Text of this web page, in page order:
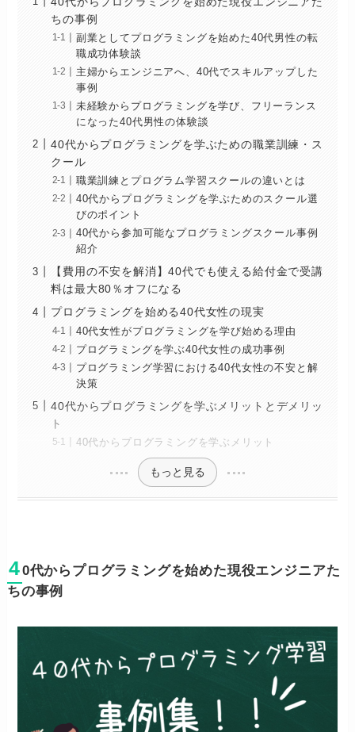
ちの事例
副業としてプログラミングを始めた40代男性の転
職成功体験談
主婦からエンジニアへ、40代でスキルアップした
事例
未経験からプログラミングを学び、フリーランス
になった40代男性の体験談
40代からプログラミングを学ぶための職業訓練・ス
クール
職業訓練とプログラム学習スクールの違いとは
40代からプログラミングを学ぶためのスクール選
びのポイント
40代から参加可能なプログラミングスクール事例
紹介
【費用の不安を解消】40代でも使える給付金で受講
料は最大80％オフになる
プログラミングを始める40代女性の現実
40代女性がプログラミングを学び始める理由
プログラミングを学ぶ40代女性の成功事例
プログラミング学習における40代女性の不安と解
決策
40代からプログラミングを学ぶメリットとデメリッ
ト
40代からプログラミングを学ぶメリット
もっと見る
40代からプログラミングを始めた現役エンジニアた
ちの事例